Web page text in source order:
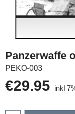
Panzerwaffe
PEKO-003
€29.95 inkl